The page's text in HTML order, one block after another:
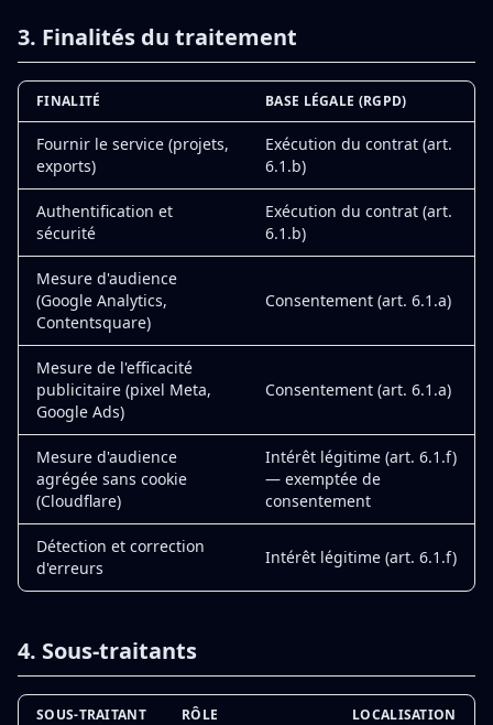
3. Finalités du traitement
FINALITÉ BASE LÉGALE (RGPD)
Fournir le service (projets,
exports)
Exécution du contrat (art.
6.1.b)
Authentification et
sécurité
Exécution du contrat (art.
6.1.b)
Mesure d'audience
(Google Analytics,
Contentsquare)
Consentement (art. 6.1.a)
Mesure de l'efficacité
publicitaire (pixel Meta,
Google Ads)
Consentement (art. 6.1.a)
Mesure d'audience
agrégée sans cookie
(Cloudflare)
Intérêt légitime (art. 6.1.f)
— exemptée de
consentement
Détection et correction
d'erreurs
Intérêt légitime (art. 6.1.f)
4. Sous-traitants
SOUS-TRAITANT RÔLE LOCALISATION